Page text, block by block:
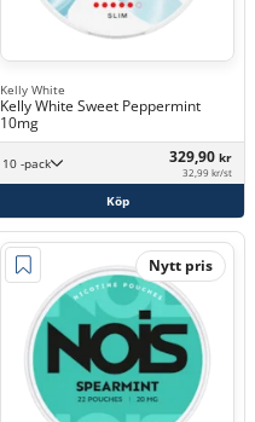
Kelly White
Kelly White Sweet Peppermint
10mg
10 -pack 329,90 kr
32,99 kr/st
Köp
Nytt pris